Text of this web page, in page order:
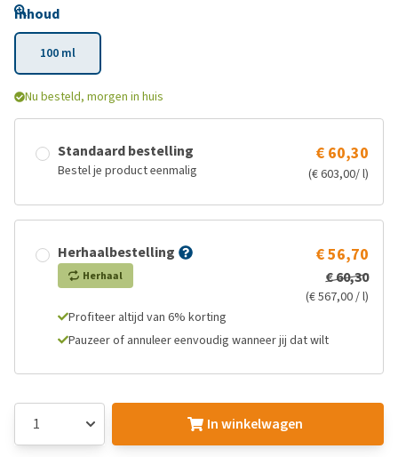
Inhoud
100 ml
Nu besteld, morgen in huis
Standaard bestelling
Bestel je product eenmalig
€ 60,30
(€ 603,00/ l)
Herhaalbestelling
Herhaal
€ 56,70
€ 60,30
(€ 567,00 / l)
Profiteer altijd van 6% korting
Pauzeer of annuleer eenvoudig wanneer jij dat wilt
In winkelwagen